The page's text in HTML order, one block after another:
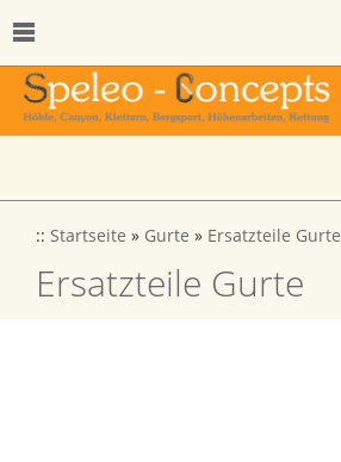
:: Startseite » Gurte » Ersatzteile Gurte
Ersatzteile Gurte